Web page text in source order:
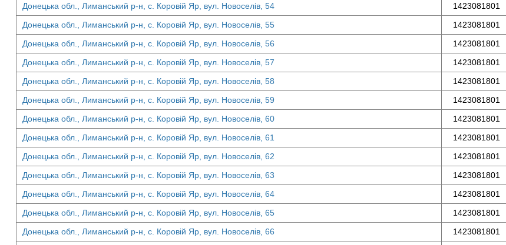
Донецька обл., Лиманський р-н, с. Коровій Яр, вул. Новоселів, 54
1423081801
Донецька обл., Лиманський р-н, с. Коровій Яр, вул. Новоселів, 55
1423081801
Донецька обл., Лиманський р-н, с. Коровій Яр, вул. Новоселів, 56
1423081801
Донецька обл., Лиманський р-н, с. Коровій Яр, вул. Новоселів, 57
1423081801
Донецька обл., Лиманський р-н, с. Коровій Яр, вул. Новоселів, 58
1423081801
Донецька обл., Лиманський р-н, с. Коровій Яр, вул. Новоселів, 59
1423081801
Донецька обл., Лиманський р-н, с. Коровій Яр, вул. Новоселів, 60
1423081801
Донецька обл., Лиманський р-н, с. Коровій Яр, вул. Новоселів, 61
1423081801
Донецька обл., Лиманський р-н, с. Коровій Яр, вул. Новоселів, 62
1423081801
Донецька обл., Лиманський р-н, с. Коровій Яр, вул. Новоселів, 63
1423081801
Донецька обл., Лиманський р-н, с. Коровій Яр, вул. Новоселів, 64
1423081801
Донецька обл., Лиманський р-н, с. Коровій Яр, вул. Новоселів, 65
1423081801
Донецька обл., Лиманський р-н, с. Коровій Яр, вул. Новоселів, 66
1423081801